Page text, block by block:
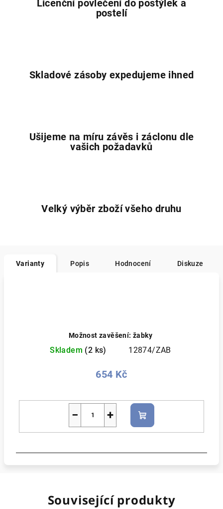
Licenční povlečení do postýlek a
postelí
Skladové zásoby expedujeme ihned
Ušijeme na míru závěs i záclonu dle
vašich požadavků
Velký výběr zboží všeho druhu
Varianty Popis Hodnocení Diskuze
Možnost zavěšení: žabky
Skladem (2 ks) 12874/ZAB
654 Kč
+
−
Do
košíku
Související produkty